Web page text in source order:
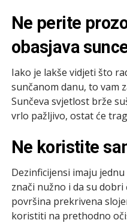
Ne perite
obasjava
Iako je lakše vidjeti što
sunčanom danu, to vam
Sunčeva svjetlost brže
vrlo pažljivo, ostat će
Ne koristite
Dezinficijensi imaju
znači nužno i da su
površina prekrivena
koristiti na prethodno